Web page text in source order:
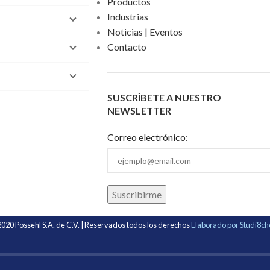
mínima del 60%, en zura como vehículo
(corn-cob).
Industrias
Noticias | Eventos
Contacto
SUSCRÍBETE A NUESTRO
NEWSLETTER
Correo electrónico:
Possehl S.A. de C.V. | Reservados todos los derechosElaborado por